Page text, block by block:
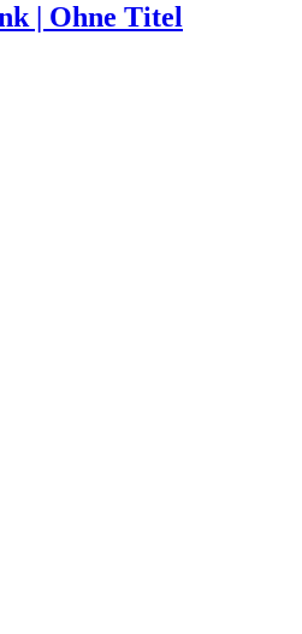
| Ohne Titel